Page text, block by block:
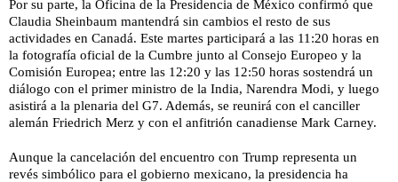
Por su parte, la Oficina de la Presidencia de México confirmó que
Claudia Sheinbaum mantendrá sin cambios el resto de sus
actividades en Canadá. Este martes participará a las 11:20 horas en
la fotografía oficial de la Cumbre junto al Consejo Europeo y la
Comisión Europea; entre las 12:20 y las 12:50 horas sostendrá un
diálogo con el primer ministro de la India, Narendra Modi, y luego
asistirá a la plenaria del G7. Además, se reunirá con el canciller
alemán Friedrich Merz y con el anfitrión canadiense Mark Carney.
Aunque la cancelación del encuentro con Trump representa un
revés simbólico para el gobierno mexicano, la presidencia ha